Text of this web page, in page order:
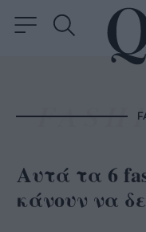
Aυτά τα 6
κάνουν να